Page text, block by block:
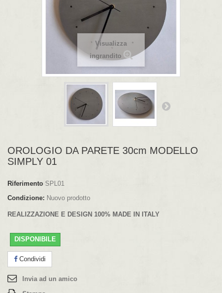
Visualizza
ingrandito
OROLOGIO DA PARETE 30cm MODELLO
SIMPLY 01
Riferimento SPL01
Condizione: Nuovo prodotto
REALIZZAZIONE E DESIGN 100% MADE IN ITALY
DISPONIBILE
Condividi
Invia ad un amico